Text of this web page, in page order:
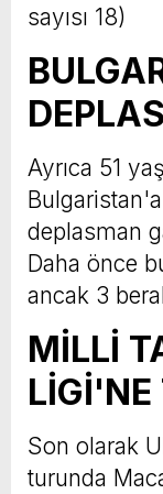
sayısı 18)
Ayrıca 51
deplasman
Daha önce
ancak 3
MİLLİ
LİGİ'NE
Son olarak
turunda